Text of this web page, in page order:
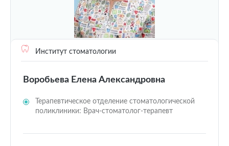
Институт стоматологии
Воробьева Елена Александровна
Терапевтическое отделение стоматологической
поликлиники: Врач-стоматолог-терапевт